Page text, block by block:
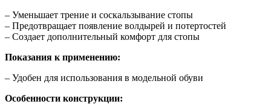
– Уменьшает трение и соскальзывание стопы
– Предотвращает появление волдырей и потертостей
– Создает дополнительный комфорт для стопы
Показания к применению:
– Удобен для использования в модельной обуви
Особенности конструкции: